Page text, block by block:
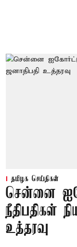
தமிழக செய்திகள்
சென்னை
நீதிபதிகள்
உத்தரவு